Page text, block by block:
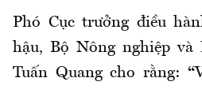
Phó Cục trưởng điều
hậu, Bộ Nông nghiệp
Tuấn Quang cho rằng: “